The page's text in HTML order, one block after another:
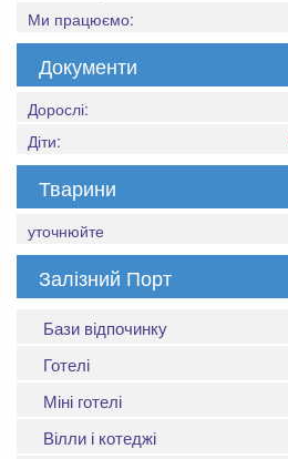
Ми працюємо:
Документи
Дорослі:
Діти:
Тварини
уточнюйте
Залізний Порт
Бази відпочинку
Готелі
Міні готелі
Вілли і котеджі